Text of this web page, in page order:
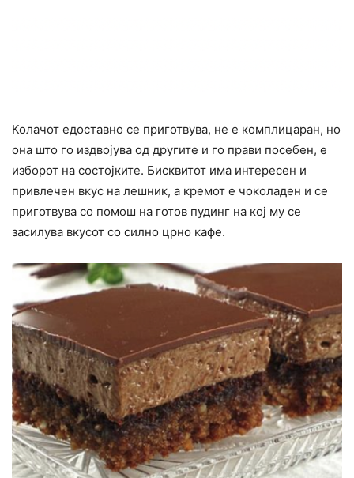
Колачот едоставно се приготвува, не е комплицаран, но
она што го издвојува од другите и го прави посебен, е
изборот на состојките. Бисквитот има интересен и
привлечен вкус на лешник, а кремот е чоколаден и се
приготвува со помош на готов пудинг на кој му се
засилува вкусот со силно црно кафе.